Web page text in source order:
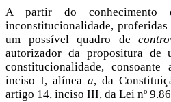
A partir do conhecimento
inconstitucionalidade,
um possível quadro de
autorizador da propositura de
constitucionalidade,
inciso I, alínea a, da
artigo 14, inciso III, da Lei nº